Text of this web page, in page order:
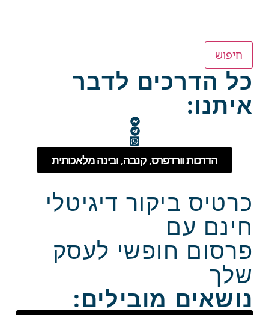
חיפוש
כל הדרכים לדבר
איתנו:
הדרכות וורדפרס, קנבה, ובינה מלאכותית
כרטיס ביקור דיגיטלי
חינם עם
פרסום חופשי לעסק
שלך
נושאים מובילים: